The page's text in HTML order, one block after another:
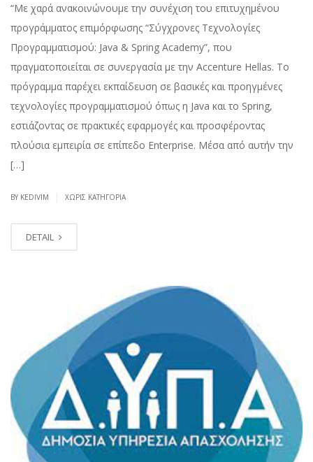
“Με χαρά ανακοινώνουμε την συνέχιση του επιτυχημένου
προγράμματος επιμόρφωσης “Σύγχρονες Τεχνολογίες
Προγραμματισμού: Java & Spring Academy”, που
πραγματοποιείται σε συνεργασία με την Accenture Hellas. Το
πρόγραμμα παρέχει εκπαίδευση σε βασικές και προηγμένες
τεχνολογίες προγραμματισμού όπως η Java και το Spring,
εστιάζοντας σε πρακτικές εφαρμογές και προσφέροντας
πλούσια εμπειρία σε επίπεδο Enterprise. Μέσα από αυτήν την
[…]
BY KEDIVIM ΧΩΡΊΣ ΚΑΤΗΓΟΡΊΑ
DETAIL